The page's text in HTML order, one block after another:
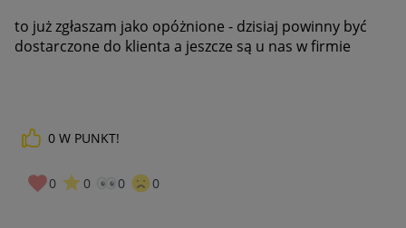
to już zgłaszam jako opóżnione - dzisiaj powinny być
dostarczone do klienta a jeszcze są u nas w firmie
0 W PUNKT!
0 0 0 0